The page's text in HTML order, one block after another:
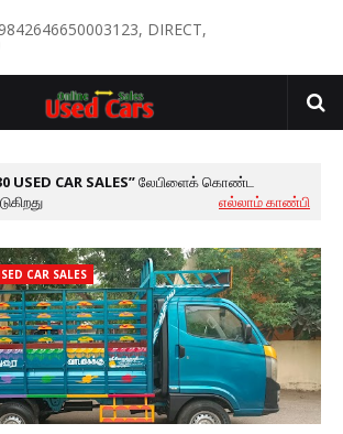
DIRECT,
USED CAR SALES லேபிளைக் கொண்ட
எல்லாம் காண்பி
CAR SALES